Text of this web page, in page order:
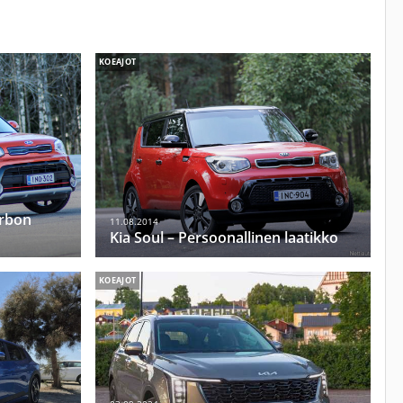
KOEAJOT
11.08.2014
Kia Soul – Persoonallinen laatikko
KOEAJOT